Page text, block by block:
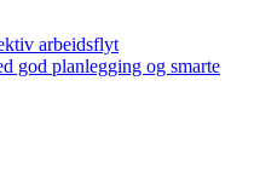
arbeidsflyt
god planlegging og smarte